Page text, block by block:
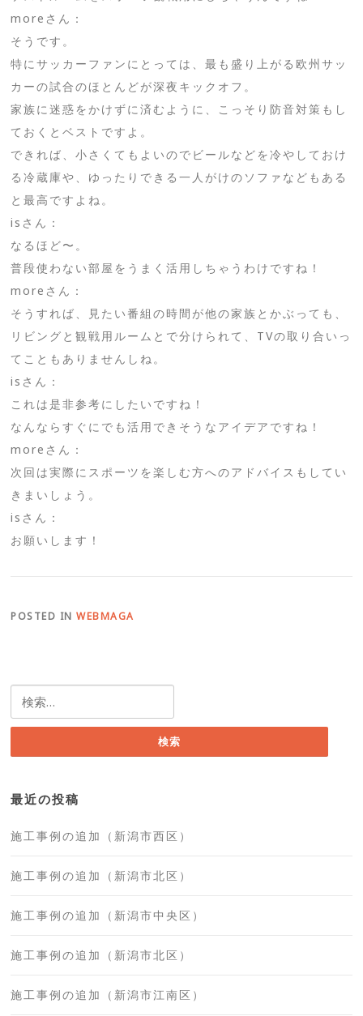
moreさん：
そうです。
特にサッカーファンにとっては、最も盛り上がる欧州サッ
カーの試合のほとんどが深夜キックオフ。
家族に迷惑をかけずに済むように、こっそり防音対策もし
ておくとベストですよ。
できれば、小さくてもよいのでビールなどを冷やしておけ
る冷蔵庫や、ゆったりできる一人がけのソファなどもある
と最高ですよね。
isさん：
なるほど〜。
普段使わない部屋をうまく活用しちゃうわけですね！
moreさん：
そうすれば、見たい番組の時間が他の家族とかぶっても、
リビングと観戦用ルームとで分けられて、TVの取り合いっ
てこともありませんしね。
isさん：
これは是非参考にしたいですね！
なんならすぐにでも活用できそうなアイデアですね！
moreさん：
次回は実際にスポーツを楽しむ方へのアドバイスもしてい
きまいしょう。
isさん：
お願いします！
POSTED INWEBMAGA
索:
最近の投稿
施工事例の追加（新潟市西区）
施工事例の追加（新潟市北区）
施工事例の追加（新潟市中央区）
施工事例の追加（新潟市北区）
施工事例の追加（新潟市江南区）